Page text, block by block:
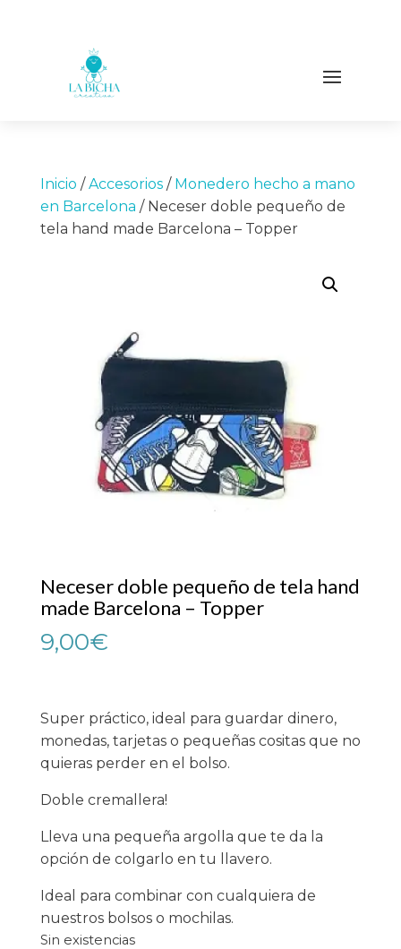
Inicio / Accesorios/ Monedero hecho a mano
en Barcelona / Neceser doble pequeño de
tela hand made Barcelona – Topper
Neceser doble pequeño de tela hand
made Barcelona – Topper
9,00€
Super práctico, ideal para guardar dinero,
monedas, tarjetas o pequeñas cositas que no
quieras perder en el bolso.
Doble cremallera!
Lleva una pequeña argolla que te da la
opción de colgarlo en tu llavero.
Ideal para combinar con cualquiera de
nuestros bolsos o mochilas.
Sin existencias